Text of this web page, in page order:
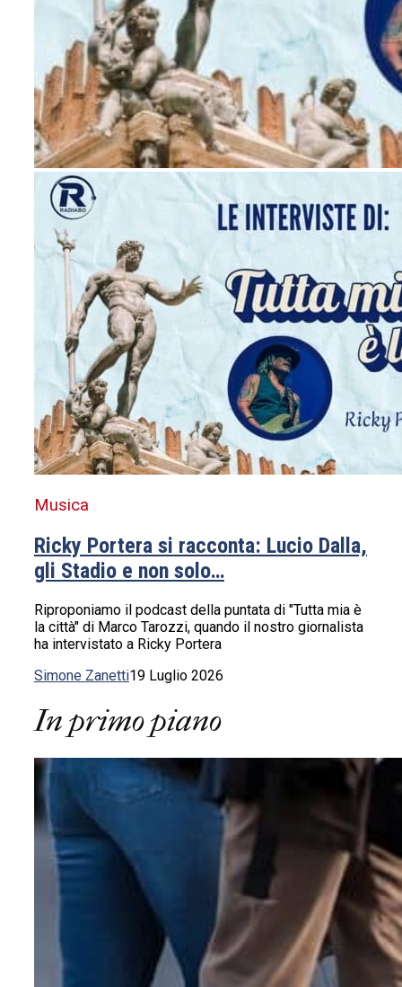
Musica
Ricky Portera si racconta: Lucio Dalla,
gli Stadio e non solo…
Riproponiamo il podcast della puntata di "Tutta mia è
la città" di Marco Tarozzi, quando il nostro giornalista
ha intervistato a Ricky Portera
Simone Zanetti19 Luglio 2026
In primo piano